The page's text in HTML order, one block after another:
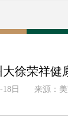
徐荣祥健
日 来源：